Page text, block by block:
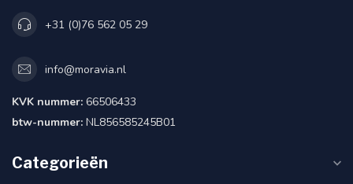
+31 (0)76 562 05 29
info@moravia.nl
KVK nummer: 66506433
btw-nummer: NL856585245B01
Categorieën